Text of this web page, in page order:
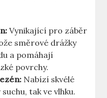
Vynikající pro záběr
směrové drážky
a pomáhají
povrchy.
Nabízí skvélé
tak ve vlhku.